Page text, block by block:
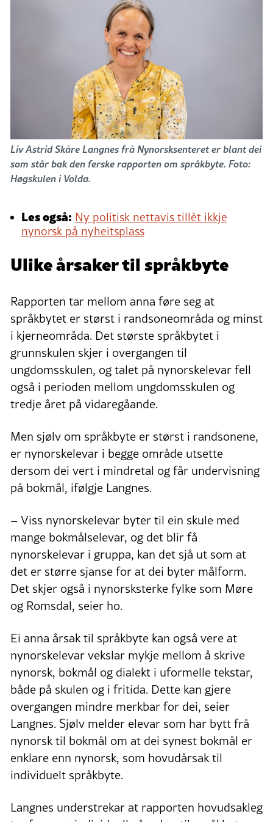
Liv Astrid Skåre Langnes frå Nynorsksenteret er blant dei
som står bak den ferske rapporten om språkbyte. Foto:
Høgskulen i Volda.
Les også: Ny politisk nettavis tillèt ikkje
nynorsk på nyheitsplass
Ulike årsaker til språkbyte
Rapporten tar mellom anna føre seg at
språkbytet er størst i randsoneområda og minst
i kjerneområda. Det største språkbytet i
grunnskulen skjer i overgangen til
ungdomsskulen, og talet på nynorskelevar fell
også i perioden mellom ungdomsskulen og
tredje året på vidaregåande.
Men sjølv om språkbyte er størst i randsonene,
er nynorskelevar i begge område utsette
dersom dei vert i mindretal og får undervisning
på bokmål, ifølgje Langnes.
– Viss nynorskelevar byter til ein skule med
mange bokmålselevar, og det blir få
nynorskelevar i gruppa, kan det sjå ut som at
det er større sjanse for at dei byter målform.
Det skjer også i nynorsksterke fylke som Møre
og Romsdal, seier ho.
Ei anna årsak til språkbyte kan også vere at
nynorskelevar vekslar mykje mellom å skrive
nynorsk, bokmål og dialekt i uformelle tekstar,
både på skulen og i fritida. Dette kan gjere
overgangen mindre merkbar for dei, seier
Langnes. Sjølv melder elevar som har bytt frå
nynorsk til bokmål om at dei synest bokmål er
enklare enn nynorsk, som hovudårsak til
individuelt språkbyte.
Langnes understrekar at rapporten hovudsakleg